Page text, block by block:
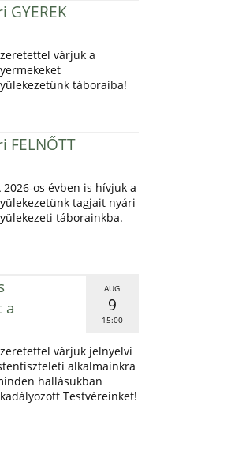
GYEREK
várjuk a
táboraiba!
FELNŐTT
2026-os évben is hívjuk a
tagjait nyári
táborainkba.
AUG
9
15:00
a
várjuk jelnyelvi
alkalmainkra
hallásukban
Testvéreinket!